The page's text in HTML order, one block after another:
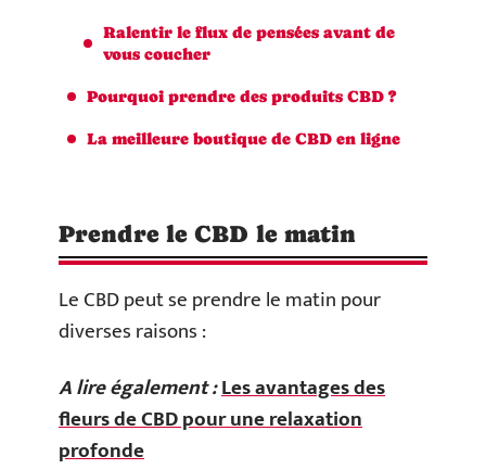
Ralentir le flux de pensées avant de
vous coucher
Pourquoi prendre des produits CBD ?
La meilleure boutique de CBD en ligne
Prendre le CBD le matin
Le CBD peut se prendre le matin pour
diverses raisons :
A lire également :Les avantages des
fleurs de CBD pour une relaxation
profonde